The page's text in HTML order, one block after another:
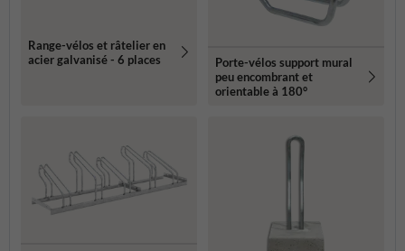
Range-vélos et râtelier en
acier galvanisé - 6 places
Porte-vélos support mural
peu encombrant et
orientable à 180°